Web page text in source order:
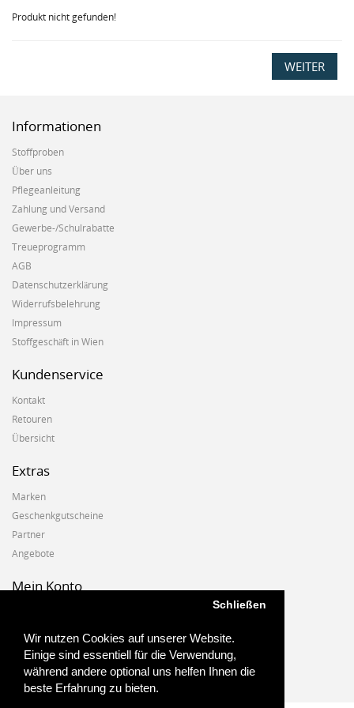
Wir nutzen Cookies auf unserer Website.
Einige sind essentiell für die Verwendung,
während andere optional uns helfen Ihnen die
beste Erfahrung zu bieten.
Schließen
Produkt nicht gefunden!
WEITER
Informationen
Stoffproben
Über uns
Pflegeanleitung
Zahlung und Versand
Gewerbe-/Schulrabatte
Treueprogramm
AGB
Datenschutzerklärung
Widerrufsbelehrung
Impressum
Stoffgeschäft in Wien
Kundenservice
Kontakt
Retouren
Übersicht
Extras
Marken
Geschenkgutscheine
Partner
Angebote
Mein Konto
Auftragshistorie
Wunschzettel
Newsletter